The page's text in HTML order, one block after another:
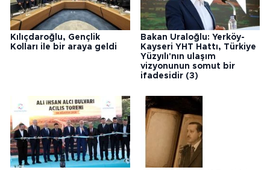
Kılıçdaroğlu, Gençlik
Kolları ile bir araya geldi
Bakan Uraloğlu: Yerköy-
Kayseri YHT Hattı, Türkiye
Yüzyılı'nın ulaşım
vizyonunun somut bir
ifadesidir (3)